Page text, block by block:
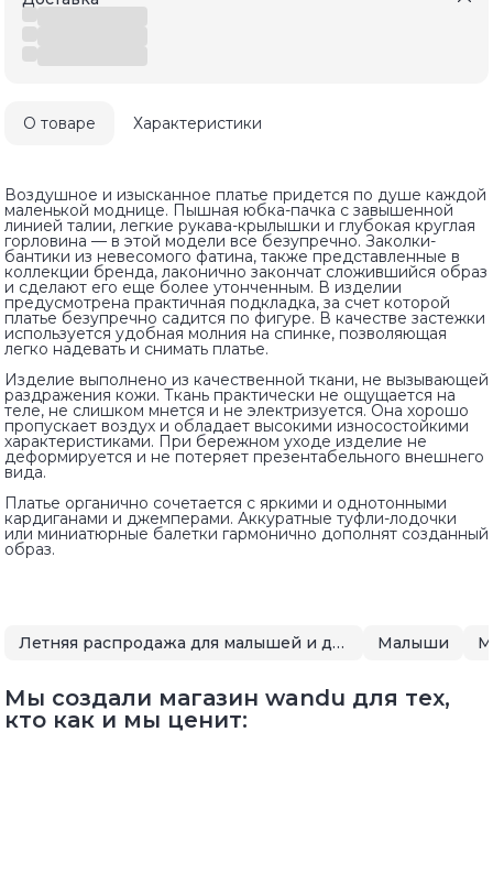
О товаре Характеристики
Воздушное и изысканное платье придется по душе каждой
маленькой моднице. Пышная юбка-пачка с завышенной
линией талии, легкие рукава-крылышки и глубокая круглая
горловина — в этой модели все безупречно. Заколки-
бантики из невесомого фатина, также представленные в
коллекции бренда, лаконично закончат сложившийся образ
и сделают его еще более утонченным. В изделии
предусмотрена практичная подкладка, за счет которой
платье безупречно садится по фигуре. В качестве застежки
используется удобная молния на спинке, позволяющая
легко надевать и снимать платье.
Изделие выполнено из качественной ткани, не вызывающей
раздражения кожи. Ткань практически не ощущается на
теле, не слишком мнется и не электризуется. Она хорошо
пропускает воздух и обладает высокими износостойкими
характеристиками. При бережном уходе изделие не
деформируется и не потеряет презентабельного внешнего
вида.
Платье органично сочетается с яркими и однотонными
кардиганами и джемперами. Аккуратные туфли-лодочки
или миниатюрные балетки гармонично дополнят созданный
образ.
Летняя распродажа для малышей и детей Малыши
Мы создали магазин wandu для тех,
кто как и мы ценит: